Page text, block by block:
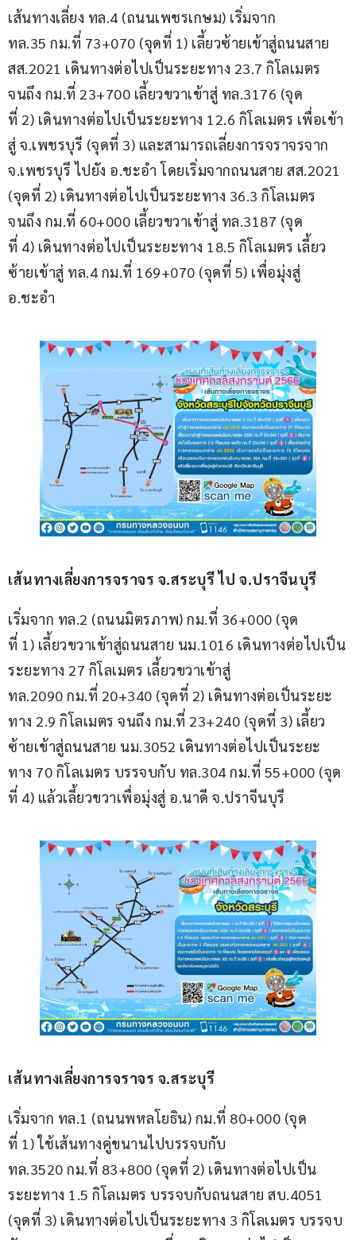
เส้นทางเลี่ยง ทล.4 (ถนนเพชรเกษม) เริ่มจาก
ทล.35 กม.ที่ 73+070 (จุดที่ 1) เลี้ยวซ้ายเข้าสู่ถนนสาย
สส.2021 เดินทางต่อไปเป็นระยะทาง 23.7 กิโลเมตร
จนถึง กม.ที่ 23+700 เลี้ยวขวาเข้าสู่ ทล.3176 (จุด
ที่ 2) เดินทางต่อไปเป็นระยะทาง 12.6 กิโลเมตร เพื่อเข้า
สู่ จ.เพชรบุรี (จุดที่ 3) และสามารถเลี่ยงการจราจรจาก
จ.เพชรบุรี ไปยัง อ.ชะอำ โดยเริ่มจากถนนสาย สส.2021
(จุดที่ 2) เดินทางต่อไปเป็นระยะทาง 36.3 กิโลเมตร
จนถึง กม.ที่ 60+000 เลี้ยวขวาเข้าสู่ ทล.3187 (จุด
ที่ 4) เดินทางต่อไปเป็นระยะทาง 18.5 กิโลเมตร เลี้ยว
ซ้ายเข้าสู่ ทล.4 กม.ที่ 169+070 (จุดที่ 5) เพื่อมุ่งสู่
อ.ชะอำ
เส้นทางเลี่ยงการจราจร จ.สระบุรี ไป จ.ปราจีนบุรี
เริ่มจาก ทล.2 (ถนนมิตรภาพ) กม.ที่ 36+000 (จุด
ที่ 1) เลี้ยวขวาเข้าสู่ถนนสาย นม.1016 เดินทางต่อไปเป็น
ระยะทาง 27 กิโลเมตร เลี้ยวขวาเข้าสู่
ทล.2090 กม.ที่ 20+340 (จุดที่ 2) เดินทางต่อเป็นระยะ
ทาง 2.9 กิโลเมตร จนถึง กม.ที่ 23+240 (จุดที่ 3) เลี้ยว
ซ้ายเข้าสู่ถนนสาย นม.3052 เดินทางต่อไปเป็นระยะ
ทาง 70 กิโลเมตร บรรจบกับ ทล.304 กม.ที่ 55+000 (จุด
ที่ 4) แล้วเลี้ยวขวาเพื่อมุ่งสู่ อ.นาดี จ.ปราจีนบุรี
เส้นทางเลี่ยงการจราจร จ.สระบุรี
เริ่มจาก ทล.1 (ถนนพหลโยธิน) กม.ที่ 80+000 (จุด
ที่ 1) ใช้เส้นทางคู่ขนานไปบรรจบกับ
ทล.3520 กม.ที่ 83+800 (จุดที่ 2) เดินทางต่อไปเป็น
ระยะทาง 1.5 กิโลเมตร บรรจบกับถนนสาย สบ.4051
(จุดที่ 3) เดินทางต่อไปเป็นระยะทาง 3 กิโลเมตร บรรจบ